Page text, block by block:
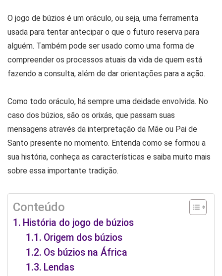
O jogo de búzios é um oráculo, ou seja, uma ferramenta
usada para tentar antecipar o que o futuro reserva para
alguém. Também pode ser usado como uma forma de
compreender os processos atuais da vida de quem está
fazendo a consulta, além de dar orientações para a ação.
Como todo oráculo, há sempre uma deidade envolvida. No
caso dos búzios, são os orixás, que passam suas
mensagens através da interpretação da Mãe ou Pai de
Santo presente no momento. Entenda como se formou a
sua história, conheça as características e saiba muito mais
sobre essa importante tradição.
Conteúdo
História do jogo de búzios
Origem dos búzios
Os búzios na África
Lendas